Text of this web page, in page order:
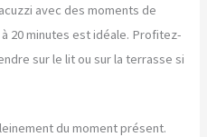
avec des moments de
20 minutes est idéale. Profitez-
sur le lit ou sur la terrasse si
du moment présent.